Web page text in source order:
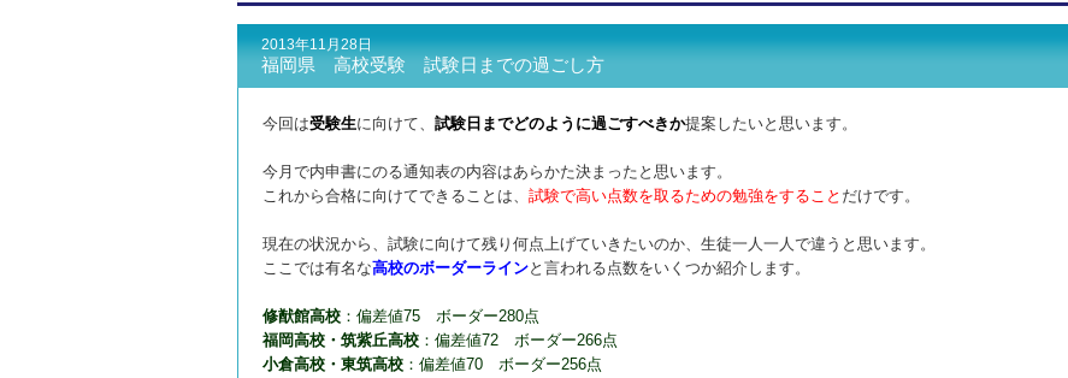
2013年11月28日
福岡県 高校受験 試験日までの過ごし方
今回は受験生に向けて、 試験日までどのように過ごすべきか提案したいと思います。
今月で内申書にのる通知表の内容はあらかた決まったと思います。
これから合格に向けてできることは、 試験で高い点数を取るための勉強をすること だけです。
現在の状況から、試験に向けて残り何点上げていきたいのか、生徒一人一人で違うと思います。
ここでは有名な高校のボーダーラインと言われる点数をいくつか紹介します。
修猷館高校 ：偏差値75 ボーダー280点
福岡高校・筑紫丘高校 ：偏差値72 ボーダー266点
小倉高校・東筑高校 ：偏差値70 ボーダー256点